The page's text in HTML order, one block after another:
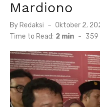
Mardiono
By Redaksi
Posted
on
Oktober 2,
Time to Read: 2 min - 359